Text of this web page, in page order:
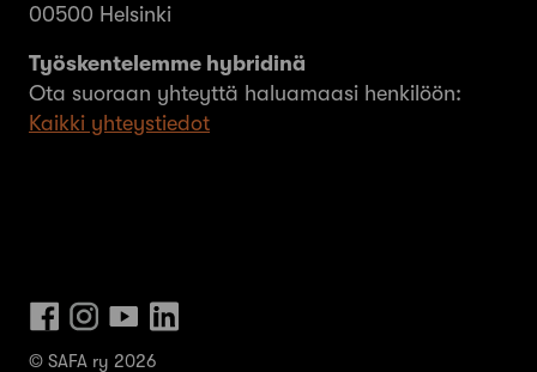
00500 Helsinki
Työskentelemme hybridinä
Ota suoraan yhteyttä haluamaasi henkilöön:
Kaikki yhteystiedot
© SAFA ry 2026